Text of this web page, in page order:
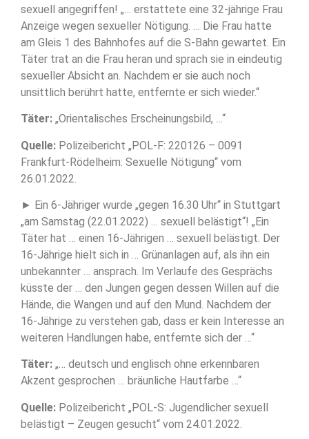
sexuell angegriffen! „… erstattete eine 32-jährige Frau
Anzeige wegen sexueller Nötigung. … Die Frau hatte
am Gleis 1 des Bahnhofes auf die S-Bahn gewartet. Ein
Täter trat an die Frau heran und sprach sie in eindeutig
sexueller Absicht an. Nachdem er sie auch noch
unsittlich berührt hatte, entfernte er sich wieder.“
Täter: „Orientalisches Erscheinungsbild, …“
Quelle: Polizeibericht „POL-F: 220126 – 0091
Frankfurt-Rödelheim: Sexuelle Nötigung“ vom
26.01.2022.
► Ein 6-Jähriger wurde „gegen 16.30 Uhr“ in Stuttgart
„am Samstag (22.01.2022) … sexuell belästigt“! „Ein
Täter hat … einen 16-Jährigen … sexuell belästigt. Der
16-Jährige hielt sich in … Grünanlagen auf, als ihn ein
unbekannter … ansprach. Im Verlaufe des Gesprächs
küsste der … den Jungen gegen dessen Willen auf die
Hände, die Wangen und auf den Mund. Nachdem der
16-Jährige zu verstehen gab, dass er kein Interesse an
weiteren Handlungen habe, entfernte sich der …“
Täter: „… deutsch und englisch ohne erkennbaren
Akzent gesprochen … bräunliche Hautfarbe …“
Quelle: Polizeibericht „POL-S: Jugendlicher sexuell
belästigt – Zeugen gesucht“ vom 24.01.2022.